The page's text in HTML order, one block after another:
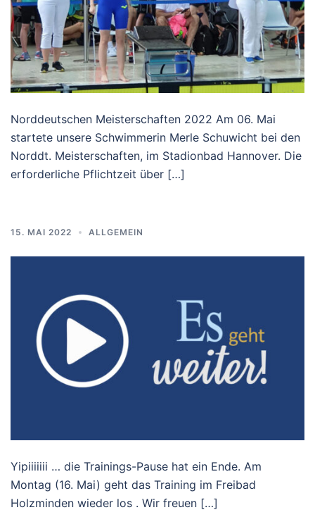
Norddeutschen Meisterschaften 2022 Am 06. Mai
startete unsere Schwimmerin Merle Schuwicht bei den
Norddt. Meisterschaften, im Stadionbad Hannover. Die
erforderliche Pflichtzeit über […]
15. MAI 2022 ALLGEMEIN
Yipiiiiiii … die Trainings-Pause hat ein Ende. Am
Montag (16. Mai) geht das Training im Freibad
Holzminden wieder los . Wir freuen […]